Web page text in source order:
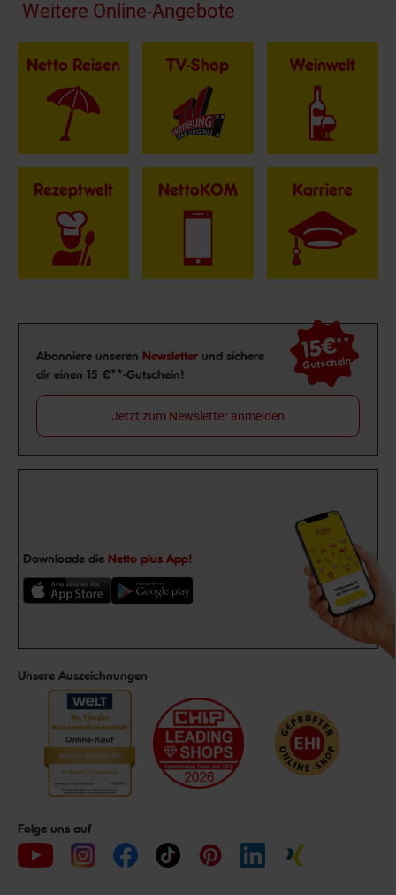
Fußzeile
Weitere Online-Angebote
Netto Reisen TV-Shop Weinwelt
Rezeptwelt NettoKOM Karriere
Newsletter Anmeldung
Abonniere unseren Newsletter und sichere
dir einen 15 €**-Gutschein!
15€**
Gutschein
Jetzt zum Newsletter anmelden
Downloade die Netto plus App!
Unsere Auszeichnungen
Folge uns auf